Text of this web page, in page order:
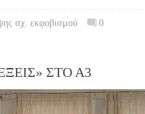
σχ. εκφοβισμού 0
ΣΤΟ Α3